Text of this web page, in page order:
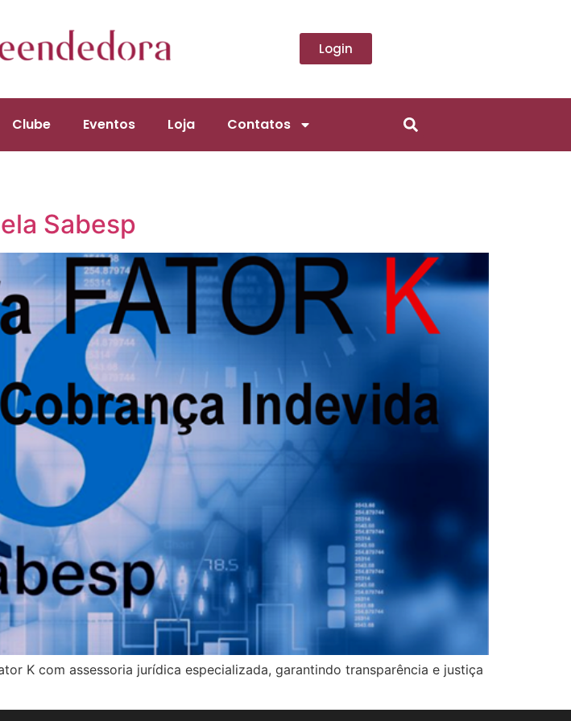
Login
Clube Eventos Loja Contatos
Sabesp
K com assessoria jurídica especializada, garantindo transparência e justiça